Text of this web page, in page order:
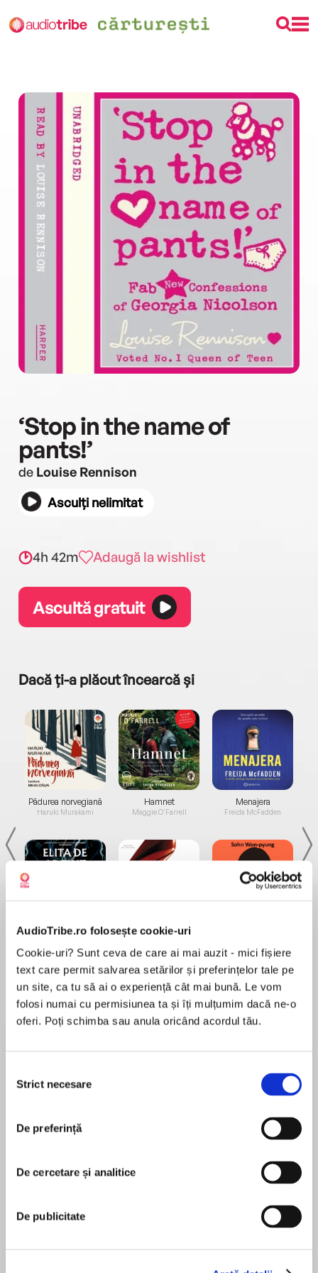
AudioTribe.ro folosește cookie-uri
Cookie-uri? Sunt ceva de care ai mai auzit - mici fișiere
text care permit salvarea setărilor și preferințelor tale pe
un site, ca tu să ai o experiență cât mai bună. Le vom
folosi numai cu permisiunea ta și îți mulțumim dacă ne-o
oferi. Poți schimba sau anula oricând acordul tău.
consimțământului
Strict necesare
De preferință
De cercetare și analitice
De publicitate
‘Stop in the name of
pants!’
de Louise Rennison
Asculți nelimitat
4h 42m Adaugă la wishlist
Ascultă gratuit
Dacă ți-a plăcut încearcă și
Pădurea norvegiană
Haruki Murakami
Elita de Argint (Elita
Hamnet
Maggie O'Farrell
Diavolul se îmbracă de
Menajera
Freida McFadden
Desprecarte
of crazy but loveable teenager Georgia
Now that Georgia has finally won over gorgey
lip-nibbling partner Dave the Laugh has popped
up again. Will Georgia go to Pizza-a-gogo land
to visit dreamy Masimo? Or could her perfect
boy be closer than she thinks. A Sex Kitty’s life
MAI MULT
pentru această carte
Louise Rennison